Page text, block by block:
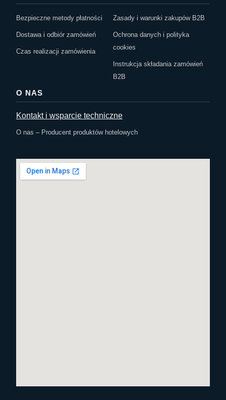
Bezpieczne metody płatności
Dostawa i odbiór zamówień
Czas realizacji zamówienia
Zasady i warunki zakupów B2B
Ochrona danych i polityka
cookies
Instrukcja składania zamówień
B2B
O NAS
Kontakt i wsparcie techniczne
O nas – Producent produktów hotelowych